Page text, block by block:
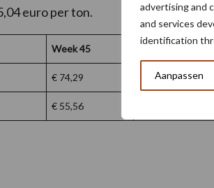
advertising and
and services
identification
Aanpassen
euro per ton.
Week 45
€ 74,29 € 88,75
€ 55,56